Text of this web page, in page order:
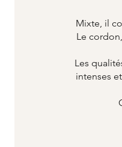
Mixte, il
Le
Les
intenses